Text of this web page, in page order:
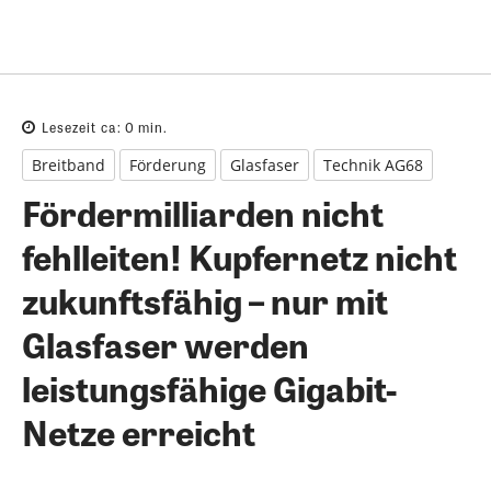
Lesezeit ca: 0 min.
Breitband Förderung Glasfaser Technik AG68
Fördermilliarden nicht
fehlleiten! Kupfernetz nicht
zukunftsfähig – nur mit
Glasfaser werden
leistungsfähige Gigabit-
Netze erreicht